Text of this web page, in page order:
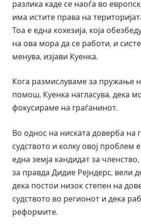
разлика каде се наоѓа во
има истите права на
Тоа е една кохезија, која
на ова мора да се работи, и
менува, изјави Куенка.
Кога размислуваме за пружање
помош, Куенка нагласува, дека
фокусираме на граѓанинот.
Во однос на ниската доверба на
судството и колку овој проблем
една земја кандидат за
за правда Дидие Рејндерс, вели
дека постои низок степен на
судството во регионот и дека
реформите.